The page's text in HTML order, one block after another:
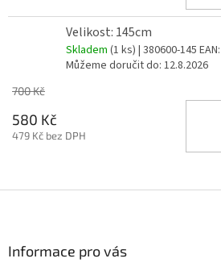
Velikost: 145cm
Skladem (1 ks) | 380600-145 EAN:
Můžeme doručit do: 12.8.2026
700 Kč
580 Kč
479 Kč bez DPH
Informace pro vás